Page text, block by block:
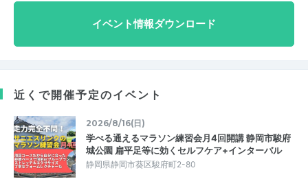
イベント情報ダウンロード
近くで開催予定のイベント
2026/8/16(日)
学べる通えるマラソン練習会月4回開講 静岡市駿府
城公園 扁平足等に効くセルフケア+インターバル
静岡県静岡市葵区駿府町2-80